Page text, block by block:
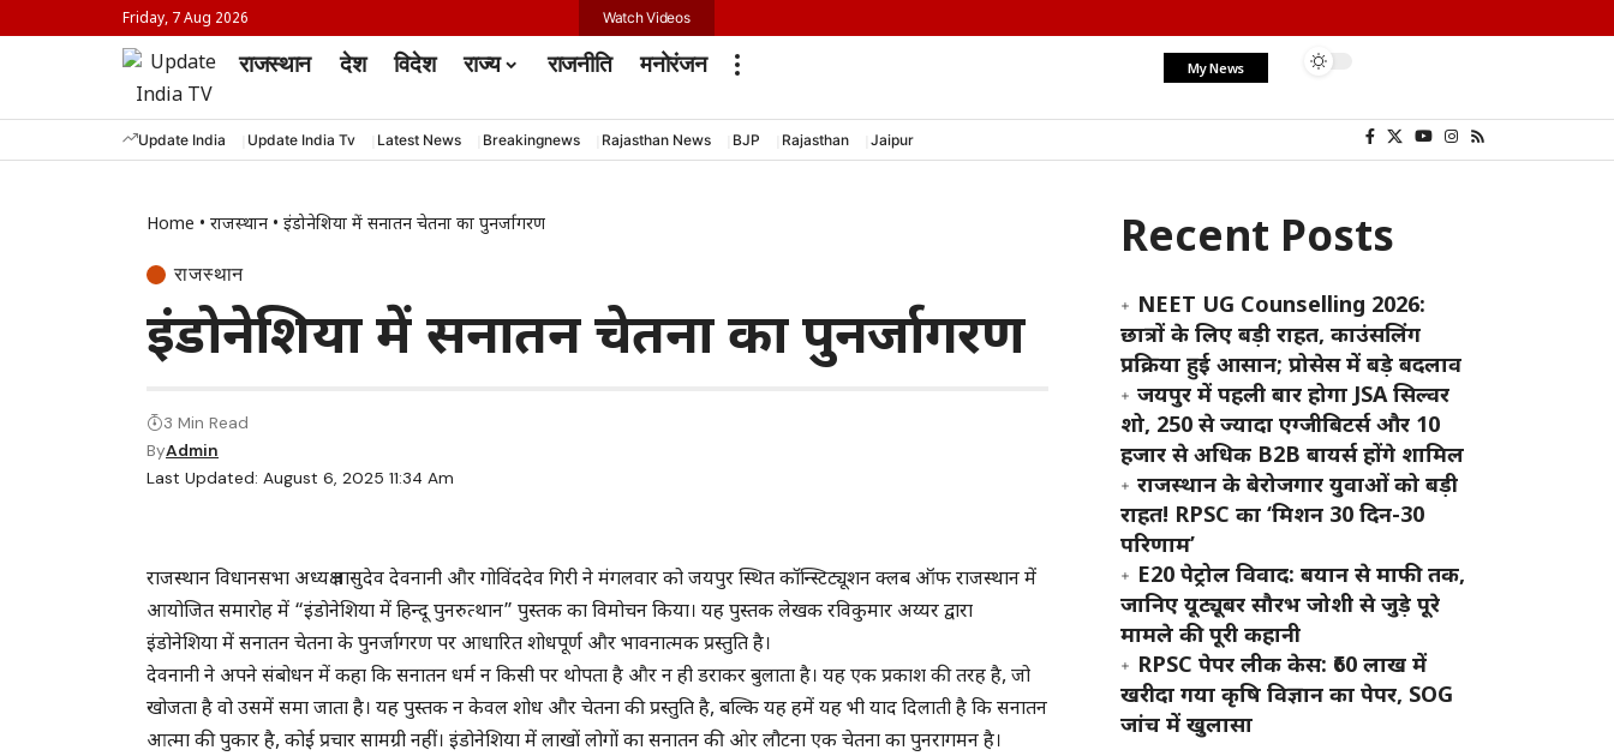
Friday, 7 Aug 2026 Watch Videos
राजस्थान देश विदेश राज्य राजनीति मनोरंजन My News
Update India Update India Tv Latest News Breakingnews Rajasthan News BJP Rajasthan Jaipur
Home • राजस्थान • इंडोनेशिया में सनातन चेतना का पुनर्जागरण
राजस्थान
इंडोनेशिया में सनातन चेतना का पुनर्जागरण
Last Updated: August 6, 2025 11:34 Am
ByAdmin
3 Min Read
राजस्थान विधानसभा अध्यक्ष वासुदेव देवनानी और गोविंददेव गिरी ने मंगलवार को जयपुर स्थित कॉन्स्टिट्यूशन क्लब ऑफ राजस्थान में
आयोजित समारोह में “इंडोनेशिया में हिन्दू पुनरुत्थान” पुस्तक का विमोचन किया। यह पुस्तक लेखक रविकुमार अय्यर द्वारा
इंडोनेशिया में सनातन चेतना के पुनर्जागरण पर आधारित शोधपूर्ण और भावनात्मक प्रस्तुति है।
देवनानी ने अपने संबोधन में कहा कि सनातन धर्म न किसी पर थोपता है और न ही डराकर बुलाता है। यह एक प्रकाश की तरह है, जो
खोजता है वो उसमें समा जाता है। यह पुस्तक न केवल शोध और चेतना की प्रस्तुति है, बल्कि यह हमें यह भी याद दिलाती है कि सनातन
आत्मा की पुकार है, कोई प्रचार सामग्री नहीं। इंडोनेशिया में लाखों लोगों का सनातन की ओर लौटना एक चेतना का पुनरागमन है।
Recent Posts
NEET UG Counselling 2026:
छात्रों के लिए बड़ी राहत, काउंसलिंग
प्रक्रिया हुई आसान; प्रोसेस में बड़े बदलाव
जयपुर में पहली बार होगा JSA सिल्वर
शो, 250 से ज्यादा एग्जीबिटर्स और 10
हजार से अधिक B2B बायर्स होंगे शामिल
राजस्थान के बेरोजगार युवाओं को बड़ी
राहत! RPSC का ‘मिशन 30 दिन-30
परिणाम’
E20 पेट्रोल विवाद: बयान से माफी तक,
जानिए यूट्यूबर सौरभ जोशी से जुड़े पूरे
मामले की पूरी कहानी
RPSC पेपर लीक केस: ₹60 लाख में
खरीदा गया कृषि विज्ञान का पेपर, SOG
जांच में खुलासा